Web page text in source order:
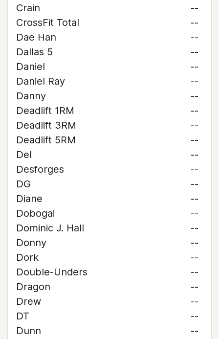
Crain
--
CrossFit Total
--
Dae Han
--
Dallas 5
--
Daniel
--
Daniel Ray
--
Danny
--
Deadlift 1RM
--
Deadlift 3RM
--
Deadlift 5RM
--
Del
--
Desforges
--
DG
--
Diane
--
Dobogai
--
Dominic J. Hall
--
Donny
--
Dork
--
Double-Unders
--
Dragon
--
Drew
--
DT
--
Dunn
--